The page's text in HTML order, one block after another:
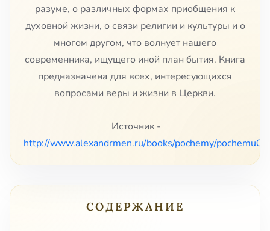
разуме, о различных формах приобщения к
духовной жизни, о связи религии и культуры и о
многом другом, что волнует нашего
современника, ищущего иной план бытия. Книга
предназначена для всех, интересующихся
вопросами веры и жизни в Церкви.
Источник -
http://www.alexandrmen.ru/books/pochemy/
СОДЕРЖАНИЕ